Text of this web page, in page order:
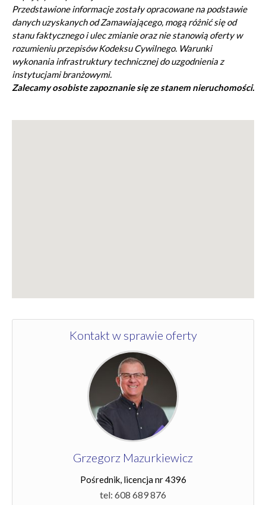
Kontakt w sprawie oferty
Grzegorz Mazurkiewicz
Pośrednik, licencja nr 4396
tel: 608 689 876
Przedstawione informacje zostały opracowane na podstawie
danych uzyskanych od Zamawiającego, mogą różnić się od
stanu faktycznego i ulec zmianie oraz nie stanowią oferty w
rozumieniu przepisów Kodeksu Cywilnego. Warunki
wykonania infrastruktury technicznej do uzgodnienia z
instytucjami branżowymi.
Zalecamy osobiste zapoznanie się ze stanem nieruchomości.